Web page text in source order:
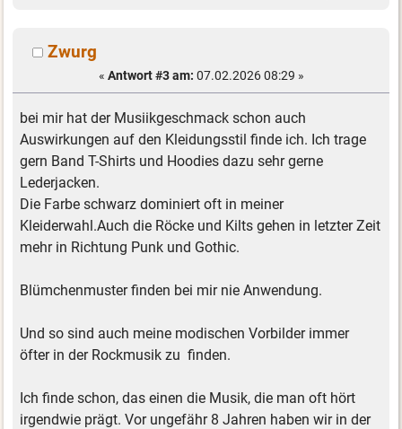
Zwurg
« Antwort #3 am: 07.02.2026 08:29 »
bei mir hat der Musiikgeschmack schon auch
Auswirkungen auf den Kleidungsstil finde ich. Ich trage
gern Band T-Shirts und Hoodies dazu sehr gerne
Lederjacken.
Die Farbe schwarz dominiert oft in meiner
Kleiderwahl.Auch die Röcke und Kilts gehen in letzter Zeit
mehr in Richtung Punk und Gothic.
Blümchenmuster finden bei mir nie Anwendung.
Und so sind auch meine modischen Vorbilder immer
öfter in der Rockmusik zu finden.
Ich finde schon, das einen die Musik, die man oft hört
irgendwie prägt. Vor ungefähr 8 Jahren haben wir in der